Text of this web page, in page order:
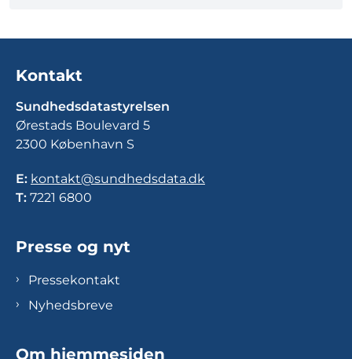
Kontakt
Sundhedsdatastyrelsen
Ørestads Boulevard 5
2300 København S
E: kontakt@sundhedsdata.dk
T: 7221 6800
Presse og nyt
Pressekontakt
Nyhedsbreve
Om hjemmesiden